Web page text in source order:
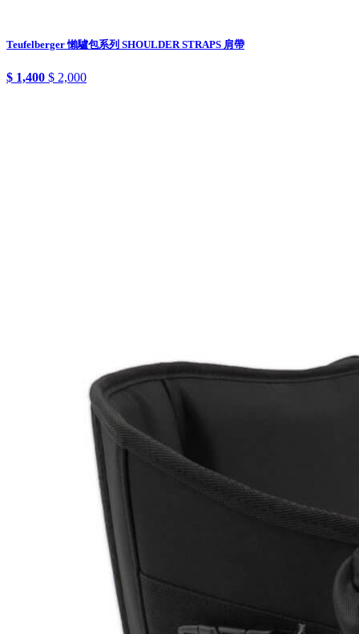
Teufelberger 懶驢包系列 SHOULDER STRAPS 肩帶
$ 1,400 $ 2,000